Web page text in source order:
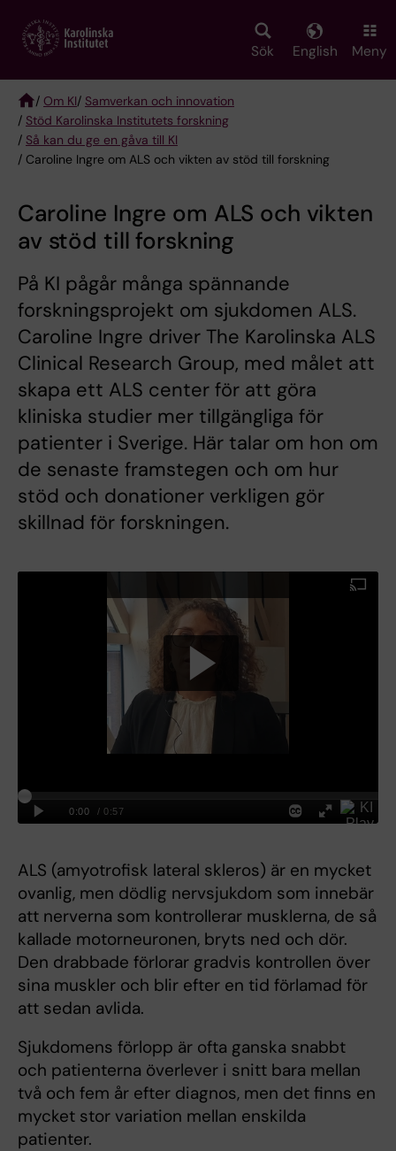
main
Sök English Meny
Breadcrumb
/ Om KI/ Samverkan och innovation
/ Stöd Karolinska Institutets forskning
/ Så kan du ge en gåva till KI
/ Caroline Ingre om ALS och vikten av stöd till forskning
Caroline Ingre om ALS och vikten
av stöd till forskning
På KI pågår många spännande
forskningsprojekt om sjukdomen ALS.
Caroline Ingre driver The Karolinska ALS
Clinical Research Group, med målet att
skapa ett ALS center för att göra
kliniska studier mer tillgängliga för
patienter i Sverige. Här talar om hon om
de senaste framstegen och om hur
stöd och donationer verkligen gör
skillnad för forskningen.
ALS (amyotrofisk lateral skleros) är en mycket
ovanlig, men dödlig nervsjukdom som innebär
att nerverna som kontrollerar musklerna, de så
kallade motorneuronen, bryts ned och dör.
Den drabbade förlorar gradvis kontrollen över
sina muskler och blir efter en tid förlamad för
att sedan avlida.
Sjukdomens förlopp är ofta ganska snabbt
och patienterna överlever i snitt bara mellan
två och fem år efter diagnos, men det finns en
mycket stor variation mellan enskilda
patienter.